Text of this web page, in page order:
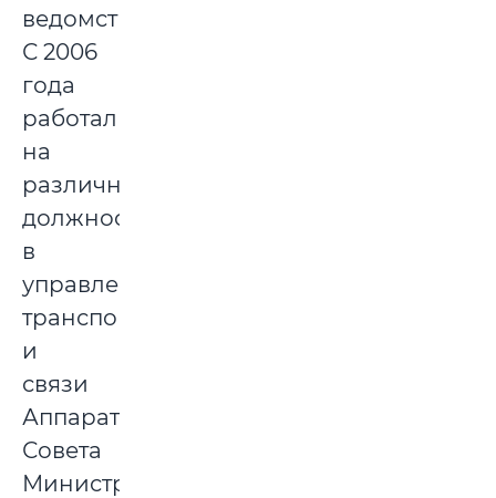
ведомства.
С 2006
года
работал
на
различных
должностях
в
управлении
транспорта
и
связи
Аппарата
Совета
Министров